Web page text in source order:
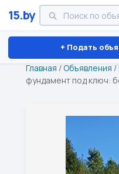
15.by
+ Подать
Минск Витебск
Главная /Объявления /
фундамент под ключ: